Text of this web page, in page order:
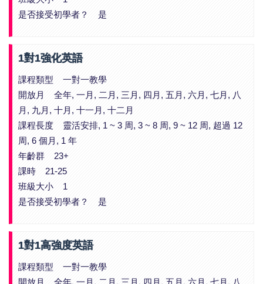
是否接受初學者？ 是
1對1強化英語
課程類型 一對一教學
開放月 全年, 一月, 二月, 三月, 四月, 五月, 六月, 七月, 八
月, 九月, 十月, 十一月, 十二月
課程長度 靈活安排, 1 ~ 3 周, 3 ~ 8 周, 9 ~ 12 周, 超過 12
周, 6 個月, 1 年
年齡群 23+
課時 21-25
班級大小 1
是否接受初學者？ 是
1對1高強度英語
課程類型 一對一教學